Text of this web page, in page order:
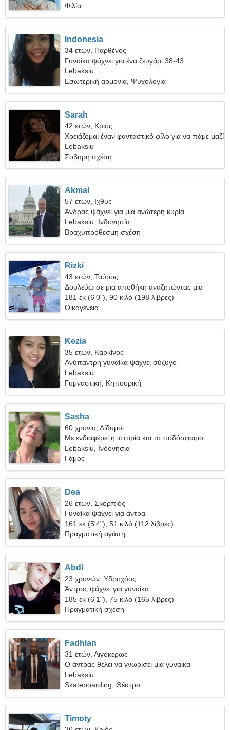
Φιλία
Indonesia
34 ετών, Παρθένος
Γυναίκα ψάχνει για ένα ζευγάρι 38-43
Lebaksiu
Εσωτερική αρμονία, Ψυχολογία
Sarah
42 ετών, Κριός
Χρειάζομαι έναν φανταστικό φίλο για να πάμε μαζί
για κάμπινγκ
Lebaksiu
Σοβαρή σχέση
Akmal
57 ετών, Ιχθύς
Άνδρας ψάχνει για μια ανώτερη κυρία
Lebaksiu, Ινδονησία
Βραχυπρόθεσμη σχέση
Rizki
43 ετών, Ταύρος
Δουλεύω σε μια αποθήκη αναζητώντας μια
όμορφη γυναίκα
181 εκ (6'0"), 90 κιλό (198 λίβρες)
Οικογένεια
Kezia
35 ετών, Καρκίνος
Ανύπαντρη γυναίκα ψάχνει σύζυγο
Lebaksiu
Γυμναστική, Κηπουρική
Sasha
60 χρόνια, Δίδυμοι
Με ενδιαφέρει η ιστορία και το ποδόσφαιρο
Lebaksiu, Ινδονησία
Γάμος
Dea
26 ετών, Σκορπιός
Γυναίκα ψάχνει για άντρα
161 εκ (5'4"), 51 κιλό (112 λίβρες)
Πραγματική αγάπη
Abdi
23 χρονών, Υδροχόος
Άντρας ψάχνει για γυναίκα
185 εκ (6'1"), 75 κιλό (165 λίβρες)
Πραγματική σχέση
Fadhlan
31 ετών, Αιγόκερως
Ο άντρας θέλει να γνωρίσει μια γυναίκα
Lebaksiu
Skateboarding, Θέατρο
Timoty